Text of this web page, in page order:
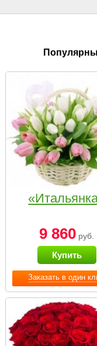
Заказать в один
9 860 руб.
Купить